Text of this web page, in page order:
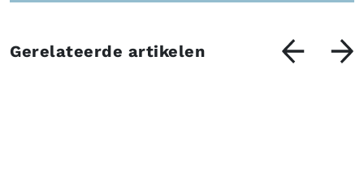
Gerelateerde artikelen